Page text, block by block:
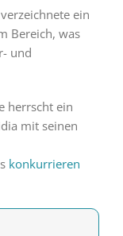
ein
Bereich, was
und
herrscht ein
mit seinen
konkurrieren